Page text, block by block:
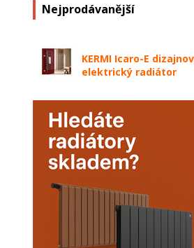
Nejprodávanější
KERMI Icaro-E
elektrický radiátor